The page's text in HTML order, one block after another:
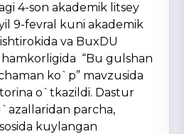
4-son akademik litsey
9-fevral kuni akademik
va BuxDU
“Bu gulshan
ko`p” mavzusida
o`tkazildi. Dastur
parcha,
kuylangan